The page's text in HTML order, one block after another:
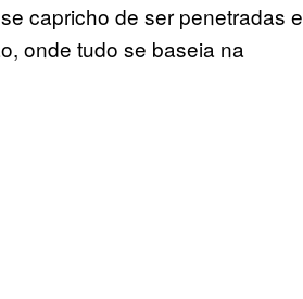
capricho de ser penetradas e
onde tudo se baseia na